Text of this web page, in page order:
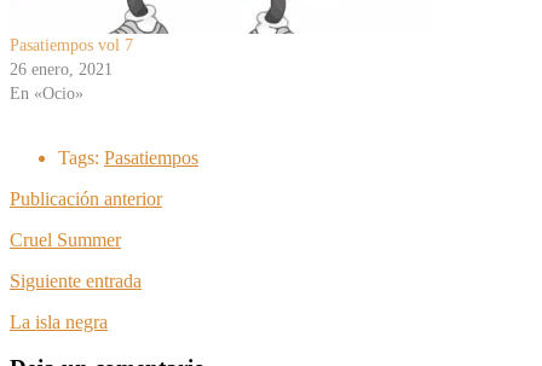
Pasatiempos vol 7
26 enero, 2021
En «Ocio»
Tags: Pasatiempos
Publicación anterior
Cruel Summer
Siguiente entrada
La isla negra